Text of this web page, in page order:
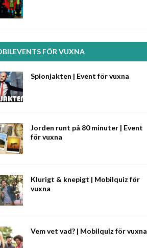
FÖR VUXNA
Spionjakten | Event för vuxna
Jorden runt på 80 minuter | Event
för vuxna
Klurigt & knepigt | Mobilquiz för
vuxna
Vem vet vad? | Mobilquiz för vuxna